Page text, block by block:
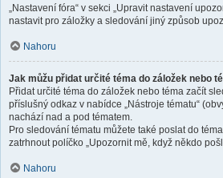
„Nastavení fóra“ v sekci „Upravit nastavení
nastavit pro záložky a sledování jiný způsob
Nahoru
Jak můžu přidat určité téma do záložek nebo
Přidat určité téma do záložek nebo téma začít
příslušný odkaz v nabídce „Nástroje tématu“
nachází nad a pod tématem.
Pro sledování tématu můžete také poslat do
zatrhnout políčko „Upozornit mě, když někdo
Nahoru